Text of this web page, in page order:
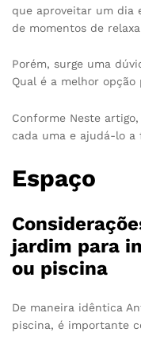
que aproveitar um dia
de momentos de
Porém, surge uma
Qual é a melhor
Conforme Neste
cada uma e ajudá-lo a
Espaço
jardim para
ou piscina
De maneira idêntica
piscina, é importante